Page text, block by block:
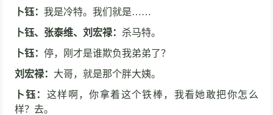
卜钰：我是冷特。我们就是……
卜钰、张泰维、刘宏禄： 杀马特。
卜钰：停，刚才是谁欺负我弟弟了？
刘宏禄： 大哥，就是那个胖大姨。
卜钰： 这样啊，你拿着这个铁棒，我看她敢把你怎么
样？去。